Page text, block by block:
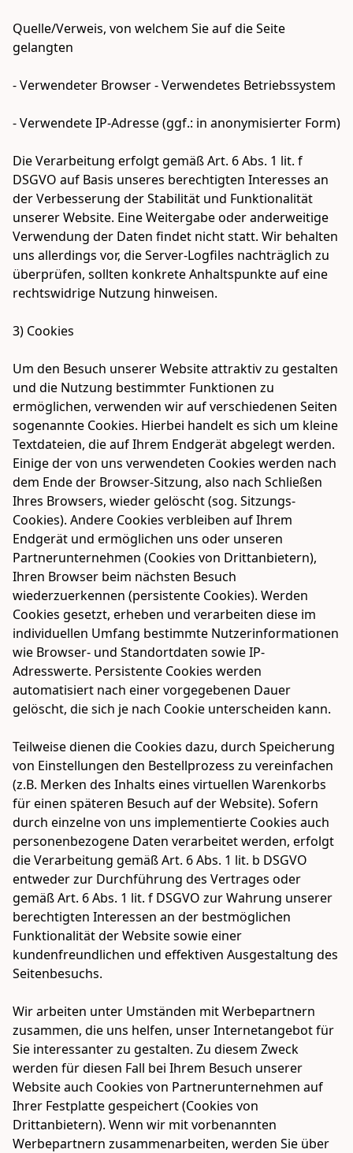
Quelle/Verweis, von welchem Sie auf die Seite
gelangten
- Verwendeter Browser - Verwendetes Betriebssystem
- Verwendete IP-Adresse (ggf.: in anonymisierter Form)
Die Verarbeitung erfolgt gemäß Art. 6 Abs. 1 lit. f
DSGVO auf Basis unseres berechtigten Interesses an
der Verbesserung der Stabilität und Funktionalität
unserer Website. Eine Weitergabe oder anderweitige
Verwendung der Daten findet nicht statt. Wir behalten
uns allerdings vor, die Server-Logfiles nachträglich zu
überprüfen, sollten konkrete Anhaltspunkte auf eine
rechtswidrige Nutzung hinweisen.
3) Cookies
Um den Besuch unserer Website attraktiv zu gestalten
und die Nutzung bestimmter Funktionen zu
ermöglichen, verwenden wir auf verschiedenen Seiten
sogenannte Cookies. Hierbei handelt es sich um kleine
Textdateien, die auf Ihrem Endgerät abgelegt werden.
Einige der von uns verwendeten Cookies werden nach
dem Ende der Browser-Sitzung, also nach Schließen
Ihres Browsers, wieder gelöscht (sog. Sitzungs-
Cookies). Andere Cookies verbleiben auf Ihrem
Endgerät und ermöglichen uns oder unseren
Partnerunternehmen (Cookies von Drittanbietern),
Ihren Browser beim nächsten Besuch
wiederzuerkennen (persistente Cookies). Werden
Cookies gesetzt, erheben und verarbeiten diese im
individuellen Umfang bestimmte Nutzerinformationen
wie Browser- und Standortdaten sowie IP-
Adresswerte. Persistente Cookies werden
automatisiert nach einer vorgegebenen Dauer
gelöscht, die sich je nach Cookie unterscheiden kann.
Teilweise dienen die Cookies dazu, durch Speicherung
von Einstellungen den Bestellprozess zu vereinfachen
(z.B. Merken des Inhalts eines virtuellen Warenkorbs
für einen späteren Besuch auf der Website). Sofern
durch einzelne von uns implementierte Cookies auch
personenbezogene Daten verarbeitet werden, erfolgt
die Verarbeitung gemäß Art. 6 Abs. 1 lit. b DSGVO
entweder zur Durchführung des Vertrages oder
gemäß Art. 6 Abs. 1 lit. f DSGVO zur Wahrung unserer
berechtigten Interessen an der bestmöglichen
Funktionalität der Website sowie einer
kundenfreundlichen und effektiven Ausgestaltung des
Seitenbesuchs.
Wir arbeiten unter Umständen mit Werbepartnern
zusammen, die uns helfen, unser Internetangebot für
Sie interessanter zu gestalten. Zu diesem Zweck
werden für diesen Fall bei Ihrem Besuch unserer
Website auch Cookies von Partnerunternehmen auf
Ihrer Festplatte gespeichert (Cookies von
Drittanbietern). Wenn wir mit vorbenannten
Werbepartnern zusammenarbeiten, werden Sie über